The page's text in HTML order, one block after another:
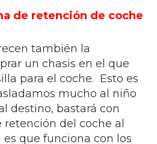
de retención de coche
también la
un chasis en el que
para el coche. Esto es
mucho al niño
destino, bastará con
del coche al
es que funciona con los